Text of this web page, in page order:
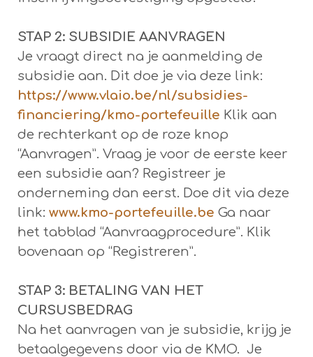
STAP 2: SUBSIDIE AANVRAGEN
Je vraagt direct na je aanmelding de
subsidie aan. Dit doe je via deze link:
https://www.vlaio.be/nl/subsidies-
financiering/kmo-portefeuille Klik aan
de rechterkant op de roze knop
“Aanvragen”. Vraag je voor de eerste keer
een subsidie aan? Registreer je
onderneming dan eerst. Doe dit via deze
link: www.kmo-portefeuille.be Ga naar
het tabblad “Aanvraagprocedure”. Klik
bovenaan op “Registreren”.
STAP 3: BETALING VAN HET
CURSUSBEDRAG
Na het aanvragen van je subsidie, krijg je
betaalgegevens door via de KMO. Je